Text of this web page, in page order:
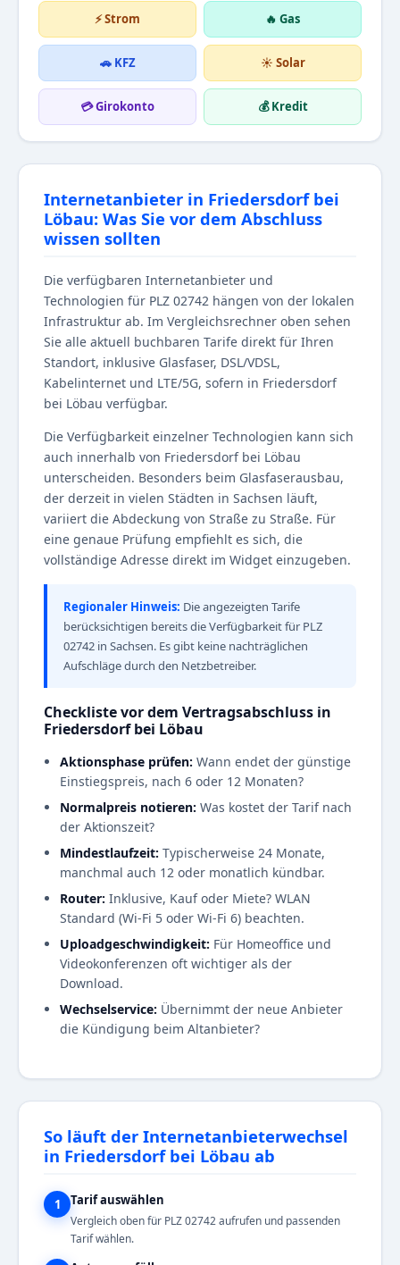
⚡ Strom 🔥 Gas
🚗 KFZ ☀️ Solar
💳 Girokonto 💰 Kredit
Internetanbieter in Friedersdorf bei
Löbau: Was Sie vor dem Abschluss
wissen sollten
Die verfügbaren Internetanbieter und
Technologien für PLZ 02742 hängen von der lokalen
Infrastruktur ab. Im Vergleichsrechner oben sehen
Sie alle aktuell buchbaren Tarife direkt für Ihren
Standort, inklusive Glasfaser, DSL/VDSL,
Kabelinternet und LTE/5G, sofern in Friedersdorf
bei Löbau verfügbar.
Die Verfügbarkeit einzelner Technologien kann sich
auch innerhalb von Friedersdorf bei Löbau
unterscheiden. Besonders beim Glasfaserausbau,
der derzeit in vielen Städten in Sachsen läuft,
variiert die Abdeckung von Straße zu Straße. Für
eine genaue Prüfung empfiehlt es sich, die
vollständige Adresse direkt im Widget einzugeben.
Regionaler Hinweis: Die angezeigten Tarife
berücksichtigen bereits die Verfügbarkeit für PLZ
02742 in Sachsen. Es gibt keine nachträglichen
Aufschläge durch den Netzbetreiber.
Checkliste vor dem Vertragsabschluss in
Friedersdorf bei Löbau
Aktionsphase prüfen: Wann endet der günstige
Einstiegspreis, nach 6 oder 12 Monaten?
Normalpreis notieren: Was kostet der Tarif nach
der Aktionszeit?
Mindestlaufzeit: Typischerweise 24 Monate,
manchmal auch 12 oder monatlich kündbar.
Router: Inklusive, Kauf oder Miete? WLAN
Standard (Wi-Fi 5 oder Wi-Fi 6) beachten.
Uploadgeschwindigkeit: Für Homeoffice und
Videokonferenzen oft wichtiger als der
Download.
Wechselservice: Übernimmt der neue Anbieter
die Kündigung beim Altanbieter?
So läuft der Internetanbieterwechsel
in Friedersdorf bei Löbau ab
1 Tarif auswählen
Vergleich oben für PLZ 02742 aufrufen und passenden
Tarif wählen.